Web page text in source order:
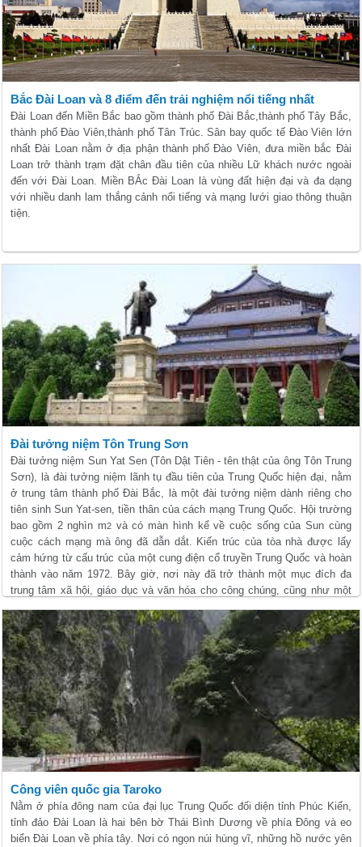
Bắc Đài Loan và 8 điểm đến trải nghiệm nổi tiếng nhất
Đài Loan đến Miền Bắc bao gồm thành phố Đài Bắc,thành phố Tây Bắc,
thành phố Đào Viên,thành phố Tân Trúc. Sân bay quốc tế Đào Viên lớn
nhất Đài Loan nằm ở địa phận thành phố Đào Viên, đưa miền bắc Đài
Loan trở thành trạm đặt chân đầu tiên của nhiều Lữ khách nước ngoài
đến với Đài Loan. Miền BẮc Đài Loan là vùng đất hiện đại và đa dạng
với nhiều danh lam thắng cảnh nổi tiếng và mạng lưới giao thông thuận
tiện.
Đài tưởng niệm Tôn Trung Sơn
Đài tưởng niệm Sun Yat Sen(Tôn Dật Tiên - tên thật của ông Tôn Trung
Sơn), là đài tưởng niệm lãnh tụ đầu tiên của Trung Quốc hiện đại, nằm
ở trung tâm thành phố Đài Bắc, là một đài tưởng niệm dành riêng cho
tiên sinh Sun Yat-sen, tiền thân của cách mạng Trung Quốc. Hội trường
bao gồm 2 nghìn m2 và có màn hình kể về cuộc sống của Sun cùng
cuộc cách mạngmà ông đã dẫndắt. Kiến trúc của tòa nhà được
lấy
cảm hứng từ cấu trúc của một cung điện cổ truyền Trung Quốc và hoàn
thành vào năm 1972. Bây giờ, nơi này đã trở thành một mục đích đa
trung tâm xã hội, giáo dục và văn hóa cho công chúng, cũng như một
công viên lớn và đẹp.
Công viên quốc gia Taroko
Nằm ở phía đông nam của đại lục Trung Quốc đối diện tỉnh Phúc Kiến,
tỉnh đảo Đài Loan là hai bên bờ Thái Bình Dương về phía Đông và eo
biển Đài Loan về phía tây. Nơi có ngọn núi hùng vĩ, những hồ nước yên